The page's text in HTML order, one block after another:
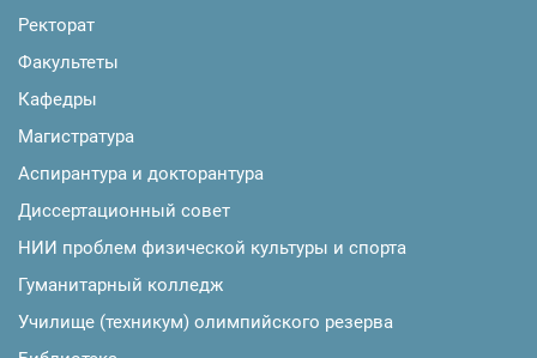
Ректорат
Факультеты
Кафедры
Магистратура
Аспирантура и докторантура
Диссертационный совет
НИИ проблем физической культуры и спорта
Гуманитарный колледж
Училище (техникум) олимпийского резерва